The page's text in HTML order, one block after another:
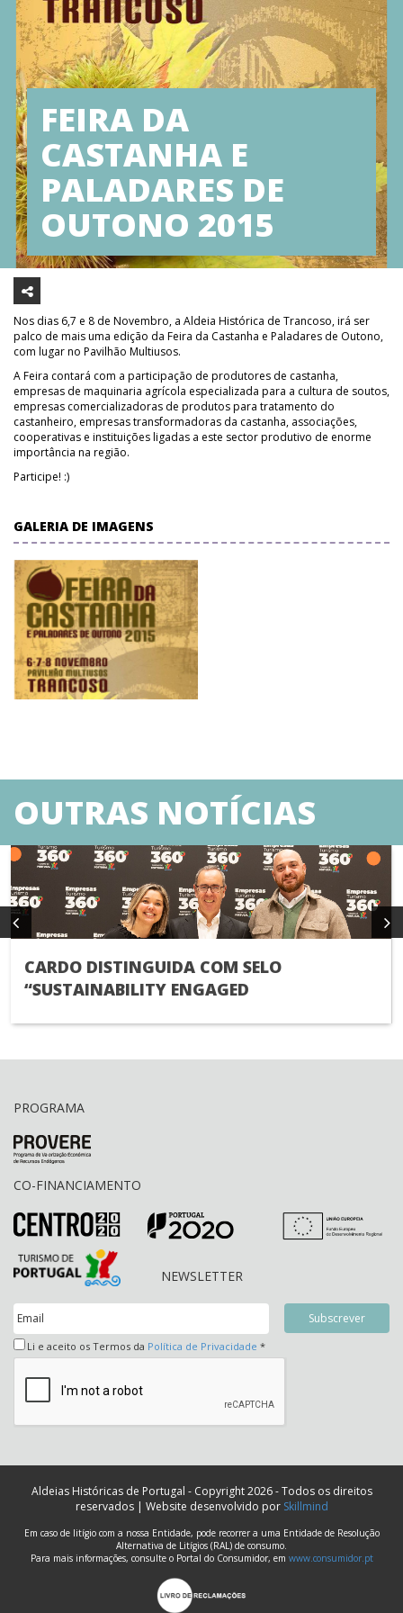
FEIRA DA
CASTANHA E
PALADARES DE
OUTONO 2015
Nos dias 6,7 e 8 de Novembro, a Aldeia Histórica de Trancoso, irá ser
palco de mais uma edição da Feira da Castanha e Paladares de Outono,
com lugar no Pavilhão Multiusos.
A Feira contará com a participação de produtores de castanha,
empresas de maquinaria agrícola especializada para a cultura de soutos,
empresas comercializadoras de produtos para tratamento do
castanheiro, empresas transformadoras da castanha, associações,
cooperativas e instituições ligadas a este sector produtivo de enorme
importância na região.
Participe! :)
GALERIA DE IMAGENS
OUTRAS NOTÍCIAS
CARDO DISTINGUIDA COM SELO
“SUSTAINABILITY ENGAGED
PROGRAMA
CO-FINANCIAMENTO
NEWSLETTER
Li e aceito os Termos da Política de Privacidade *
Aldeias Históricas de Portugal - Copyright 2026 - Todos os direitos
reservados | Website desenvolvido por Skillmind
Em caso de litígio com a nossa Entidade, pode recorrer a uma Entidade de Resolução
Alternativa de Litígios (RAL) de consumo.
Para mais informações, consulte o Portal do Consumidor, em www.consumidor.pt